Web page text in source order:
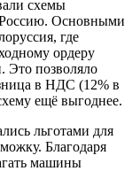
схемы
Основными
где
ордеру
Это позволяло
в НДС (12% в
ещё выгоднее.
льготами для
Благодаря
машины